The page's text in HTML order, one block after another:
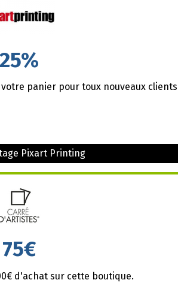
25%
panier pour toux nouveaux
Pixart Printing
75€
d'achat sur cette boutique.